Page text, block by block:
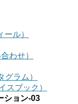
ル）
わせ）
グラム）
スブック）
ション-03